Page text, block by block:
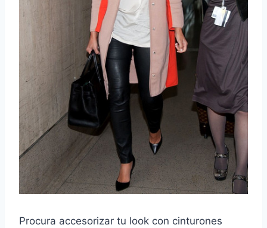
Procura accesorizar tu look con cinturones